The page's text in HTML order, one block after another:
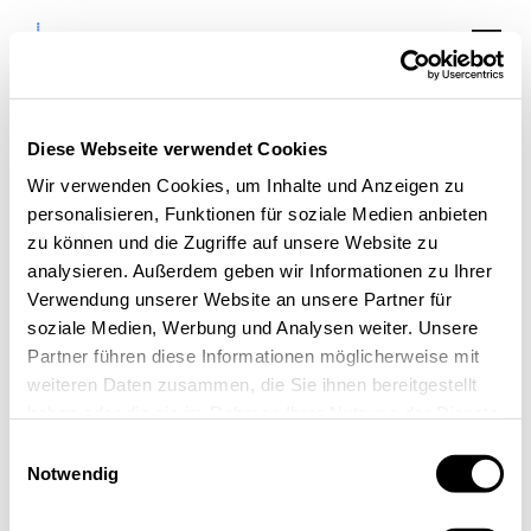
Diese Webseite verwendet Cookies
Wir verwenden Cookies, um Inhalte und Anzeigen zu
personalisieren, Funktionen für soziale Medien anbieten
zu können und die Zugriffe auf unsere Website zu
analysieren. Außerdem geben wir Informationen zu Ihrer
Verwendung unserer Website an unsere Partner für
soziale Medien, Werbung und Analysen weiter. Unsere
Partner führen diese Informationen möglicherweise mit
weiteren Daten zusammen, die Sie ihnen bereitgestellt
Notwendig
Veranstaltungen:
Inspiration,
Austausch &
Kooperation
in der Aachen Area